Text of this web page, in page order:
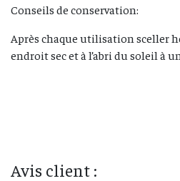
Conseils de conservation:
Après chaque utilisation sceller
endroit sec et à l’abri du soleil à
Avis client :